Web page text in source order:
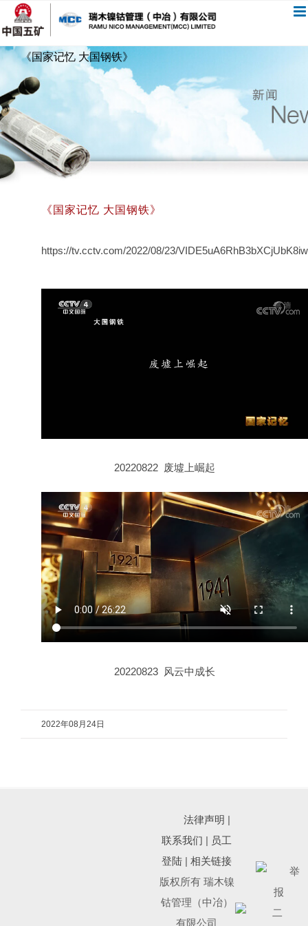
过
内
《国家记忆 大国钢铁》
《国家记忆 大国钢铁》
https://tv.cctv.com/2022/08/23/
20220822 废墟上崛起
20220823 风云中成长
2022年08月24日
法律声明 |
联系我们 | 员工
登陆 |相关链接
版权所有 瑞木镍
钴管理（中冶）
有限公司